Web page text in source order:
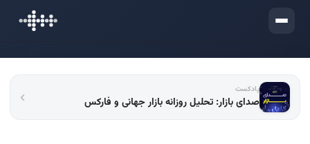
ورود
پادکست
صدای بازار: تحلیل روزانه بازار جهانی و فارکس